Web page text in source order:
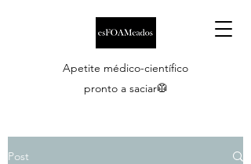
Apetite médico-científico
pronto a saciar🥼
Post